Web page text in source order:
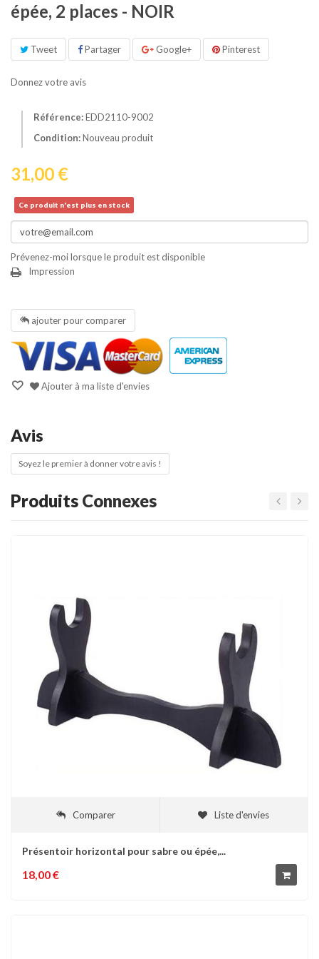
épée, 2 places - NOIR
Tweet Partager Google+ Pinterest
Donnez votre avis
Référence:EDD2110-9002
Condition:Nouveau produit
31,00 €
Ce produit n'est plus en stock
Prévenez-moi lorsque le produit est disponible
Impression
ajouter pour comparer
Ajouter à ma liste d'envies
Avis
Soyez le premier à donner votre avis !
Produits Connexes
Comparer Liste d'envies
Présentoir horizontal pour sabre ou épée,...
18,00 €